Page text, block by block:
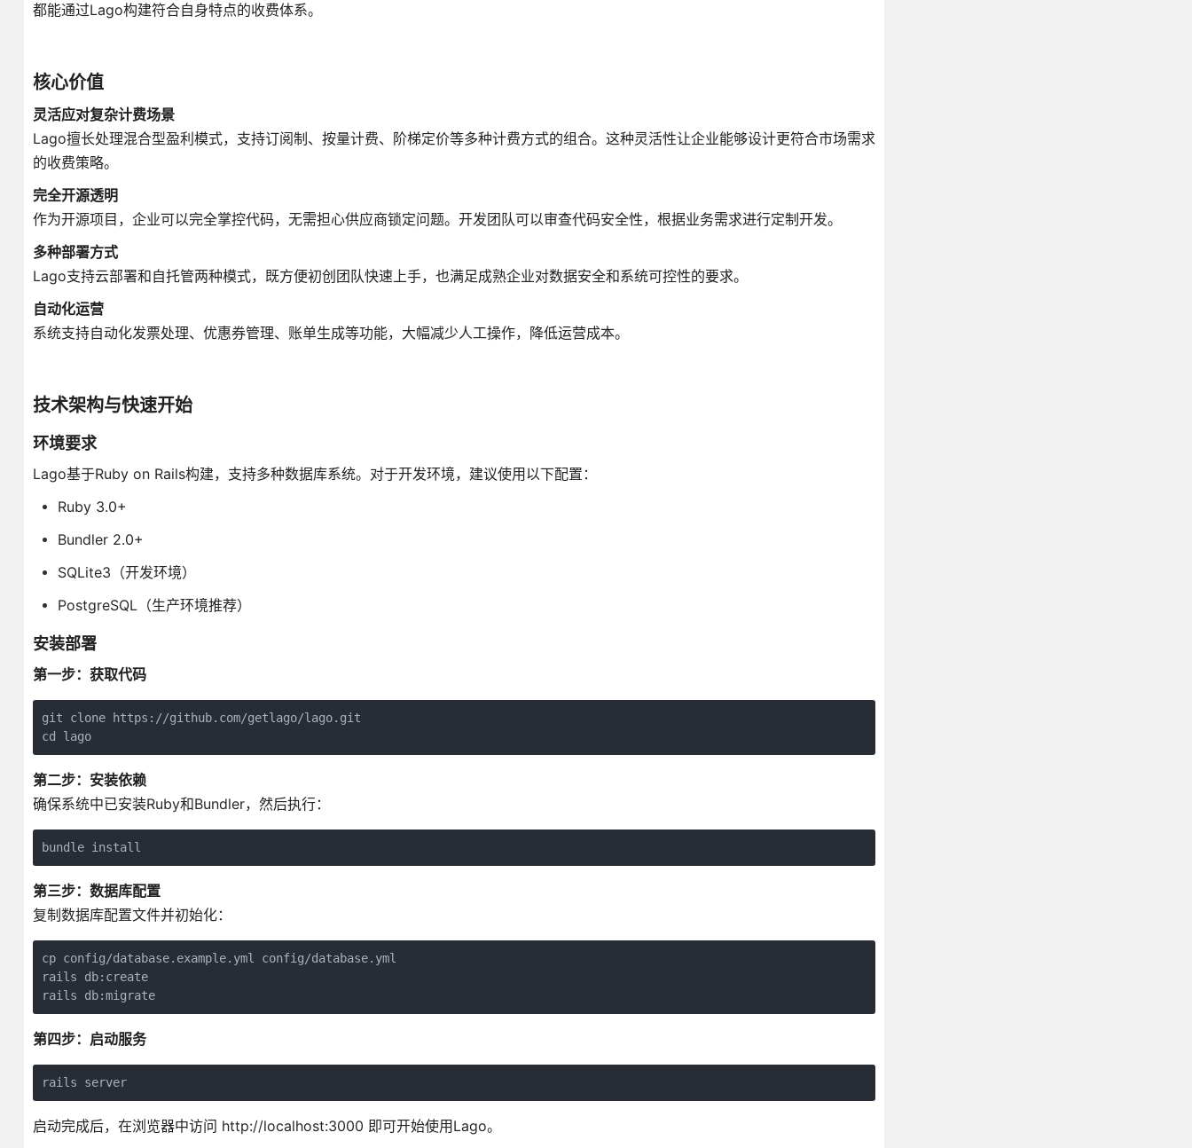
都能通过Lago构建符合自身特点的收费体系。
核心价值
灵活应对复杂计费场景
Lago擅长处理混合型盈利模式，支持订阅制、按量计费、阶梯定价等多种计费方式的组合。这种灵活性让企业能够设计更符合市场需求
的收费策略。
完全开源透明
作为开源项目，企业可以完全掌控代码，无需担心供应商锁定问题。开发团队可以审查代码安全性，根据业务需求进行定制开发。
多种部署方式
Lago支持云部署和自托管两种模式，既方便初创团队快速上手，也满足成熟企业对数据安全和系统可控性的要求。
自动化运营
系统支持自动化发票处理、优惠券管理、账单生成等功能，大幅减少人工操作，降低运营成本。
技术架构与快速开始
环境要求
Lago基于Ruby on Rails构建，支持多种数据库系统。对于开发环境，建议使用以下配置：
Ruby 3.0+
Bundler 2.0+
SQLite3（开发环境）
PostgreSQL（生产环境推荐）
安装部署
第一步：获取代码
git clone https://github.com/getlago/lago.git
cd lago
第二步：安装依赖
确保系统中已安装Ruby和Bundler，然后执行：
bundle install
第三步：数据库配置
复制数据库配置文件并初始化：
cp config/database.example.yml config/database.yml
rails db:create
rails db:migrate
第四步：启动服务
rails server
启动完成后，在浏览器中访问 http://localhost:3000 即可开始使用Lago。